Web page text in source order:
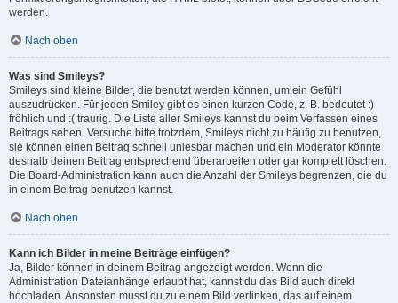
werden.
Nach oben
Was sind Smileys?
Smileys sind kleine Bilder, die benutzt werden können, um ein Gefühl
auszudrücken. Für jeden Smiley gibt es einen kurzen Code, z. B. bedeutet :)
fröhlich und :( traurig. Die Liste aller Smileys kannst du beim Verfassen eines
Beitrags sehen. Versuche bitte trotzdem, Smileys nicht zu häufig zu benutzen,
sie können einen Beitrag schnell unlesbar machen und ein Moderator könnte
deshalb deinen Beitrag entsprechend überarbeiten oder gar komplett löschen.
Die Board-Administration kann auch die Anzahl der Smileys begrenzen, die du
in einem Beitrag benutzen kannst.
Nach oben
Kann ich Bilder in meine Beiträge einfügen?
Ja, Bilder können in deinem Beitrag angezeigt werden. Wenn die
Administration Dateianhänge erlaubt hat, kannst du das Bild auch direkt
hochladen. Ansonsten musst du zu einem Bild verlinken, das auf einem